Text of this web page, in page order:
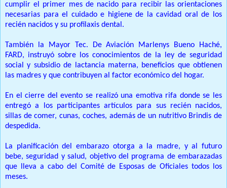
cumplir el primer mes de nacido para recibir las orientaciones
necesarias para el cuidado e higiene de la cavidad oral de los
recién nacidos y su profilaxis dental.
También la Mayor Tec. De Aviación Marlenys Bueno Haché,
FARD, instruyó sobre los conocimientos de la ley de seguridad
social y subsidio de lactancia materna, beneficios que obtienen
las madres y que contribuyen al factor económico del hogar.
En el cierre del evento se realizó una emotiva rifa donde se les
entregó a los participantes artículos para sus recién nacidos,
sillas de comer, cunas, coches, además de un nutritivo Brindis de
despedida.
La planificación del embarazo otorga a la madre, y al futuro
bebe, seguridad y salud, objetivo del programa de embarazadas
que lleva a cabo del Comité de Esposas de Oficiales todos los
meses.